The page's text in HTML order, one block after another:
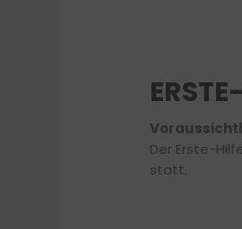
Der Erste-
statt.